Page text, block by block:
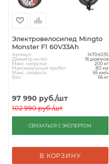
Электровелосипед Mingto
Monster F1 60V33Ah
Артикул 14704035
Диаметр колес 16 дюймов
Макс. нагрузка 200 кг
Максимальный пробег 80 км
Макс. скорость 65 км/ч
Вес 66 кг
97 990 руб./шт
102 990руб./шт
СВЯЗАТЬСЯ С ЭКСПЕРТОМ
В КОРЗИНУ